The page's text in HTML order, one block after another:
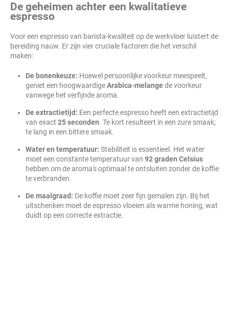
De geheimen achter een kwalitatieve
espresso
Voor een espresso van barista-kwaliteit op de werkvloer luistert de
bereiding nauw. Er zijn vier cruciale factoren die het verschil
maken:
De bonenkeuze: Hoewel persoonlijke voorkeur meespeelt,
geniet een hoogwaardigeArabica-melangede voorkeur
vanwege het verfijnde aroma.
De extractietijd: Een perfecte espresso heeft een extractietijd
van exact 25 seconden. Te kort resulteert in een zure smaak;
te lang in een bittere smaak.
Water en temperatuur: Stabiliteit is essentieel. Het water
moet een constante temperatuur van 92 graden Celsius
hebben om de aroma's optimaal te ontsluiten zonder de koffie
te verbranden.
De maalgraad: De koffie moet zeer fijn gemalen zijn. Bij het
uitschenken moet de espresso vloeien als warme honing, wat
duidt op een correcte extractie.